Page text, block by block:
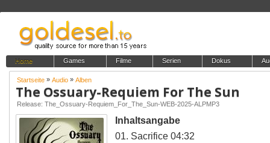
Home Games Filme Serien Dokus
Startseite » Audio » Alben
The Ossuary-Requiem For The Sun
Release: The_Ossuary-Requiem_For_The_Sun-WEB-2025-ALPMP3
Inhaltsangabe
01. Sacrifice 04:32